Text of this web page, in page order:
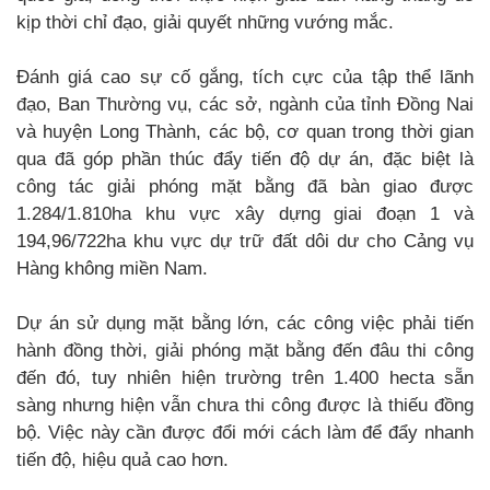
kịp thời chỉ đạo, giải quyết những vướng mắc.
Đánh giá cao sự cố gắng, tích cực của tập thể lãnh
đạo, Ban Thường vụ, các sở, ngành của tỉnh Đồng Nai
và huyện Long Thành, các bộ, cơ quan trong thời gian
qua đã góp phần thúc đẩy tiến độ dự án, đặc biệt là
công tác giải phóng mặt bằng đã bàn giao được
1.284/1.810ha khu vực xây dựng giai đoạn 1 và
194,96/722ha khu vực dự trữ đất dôi dư cho Cảng vụ
Hàng không miền Nam.
Dự án sử dụng mặt bằng lớn, các công việc phải tiến
hành đồng thời, giải phóng mặt bằng đến đâu thi công
đến đó, tuy nhiên hiện trường trên 1.400 hecta sẵn
sàng nhưng hiện vẫn chưa thi công được là thiếu đồng
bộ. Việc này cần được đổi mới cách làm để đẩy nhanh
tiến độ, hiệu quả cao hơn.